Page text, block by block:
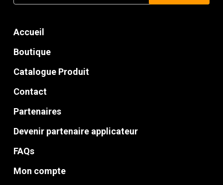
pour :
Accueil
Boutique
Catalogue Produit
Contact
Partenaires
Devenir partenaire applicateur
FAQs
Mon compte